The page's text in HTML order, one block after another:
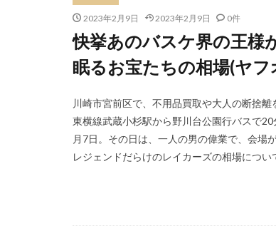
2023年2月9日 2023年2月9日 0件
快挙あのバスケ界の王様
眠るお宝たちの相場(ヤフ
川崎市宮前区で、不用品買取や大人の断捨
東横線武蔵小杉駅から野川台公園行バスで
月7日。その日は、一人の男の偉業で、会場
レジェンドだらけのレイカーズの相場につ